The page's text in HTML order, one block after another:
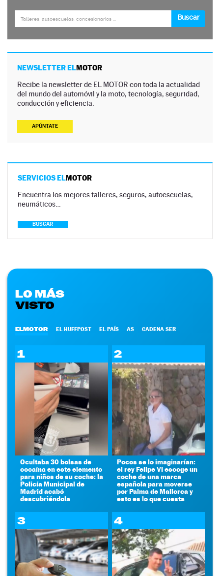
NEWSLETTER ELMOTOR
Recibe la newsletter de EL MOTOR con toda la actualidad
del mundo del automóvil y la moto, tecnología, seguridad,
conducción y eficiencia.
APÚNTATE
SERVICIOS ELMOTOR
Encuentra los mejores talleres, seguros, autoescuelas,
neumáticos…
BUSCAR
LO MÁS
VISTO
ELMOTOR EL HUFFPOST EL PAÍS AS CADENA SER
1
Ocultaba 30 bolsas de
cocaína en este elemento
para niños de su coche: la
Policía Municipal de
Madrid acabó
descubriéndola
2
Pocos se lo imaginarían:
el rey Felipe VI escoge un
coche de una marca
española para moverse
por Palma de Mallorca y
esto es lo que cuesta
3 4